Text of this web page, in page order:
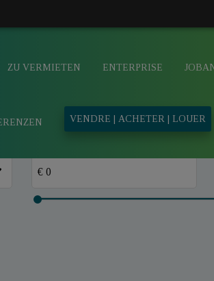
ZU VERMIETEN ENTERPRISE
VENDRE | ACHETER | LOUER